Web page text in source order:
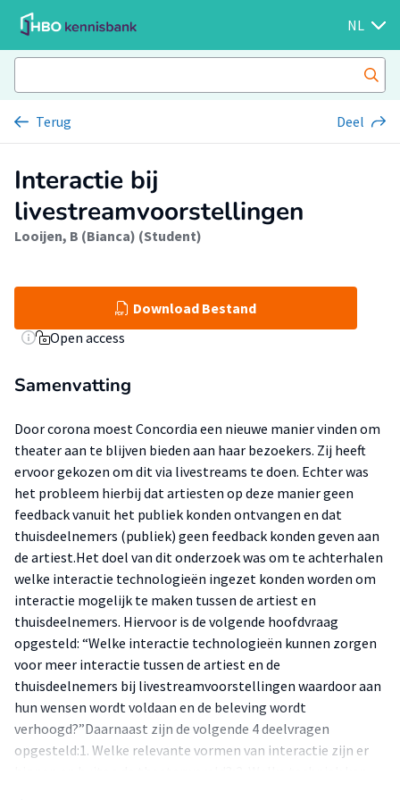
NL
Terug Deel
Interactie bij
livestreamvoorstellingen
Looijen, B (Bianca) (Student)
Download Bestand
Open access
Samenvatting
Door corona moest Concordia een nieuwe manier vinden om
theater aan te blijven bieden aan haar bezoekers. Zij heeft
ervoor gekozen om dit via livestreams te doen. Echter was
het probleem hierbij dat artiesten op deze manier geen
feedback vanuit het publiek konden ontvangen en dat
thuisdeelnemers (publiek) geen feedback konden geven aan
de artiest.Het doel van dit onderzoek was om te achterhalen
welke interactie technologieën ingezet konden worden om
interactie mogelijk te maken tussen de artiest en
thuisdeelnemers. Hiervoor is de volgende hoofdvraag
opgesteld: “Welke interactie technologieën kunnen zorgen
voor meer interactie tussen de artiest en de
thuisdeelnemers bij livestreamvoorstellingen waardoor aan
hun wensen wordt voldaan en de beleving wordt
verhoogd?”Daarnaast zijn de volgende 4 deelvragen
opgesteld:1. Welke relevante vormen van interactie zijn er